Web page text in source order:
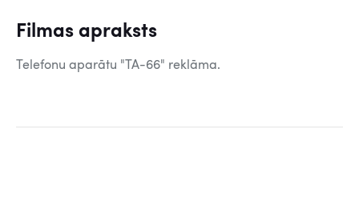
Filmas apraksts
Telefonu aparātu "TA-66" reklāma.